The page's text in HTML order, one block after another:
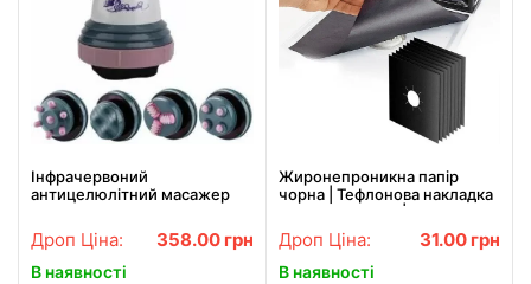
Інфрачервоний
антицелюлітний масажер
Innovation
Дроп Ціна: 358.00 грн
В наявності
Жиронепроникна папір
чорна | Тефлонова накладка
на газову плиту | Захисний
папір для плити
Дроп Ціна: 31.00 грн
В наявності